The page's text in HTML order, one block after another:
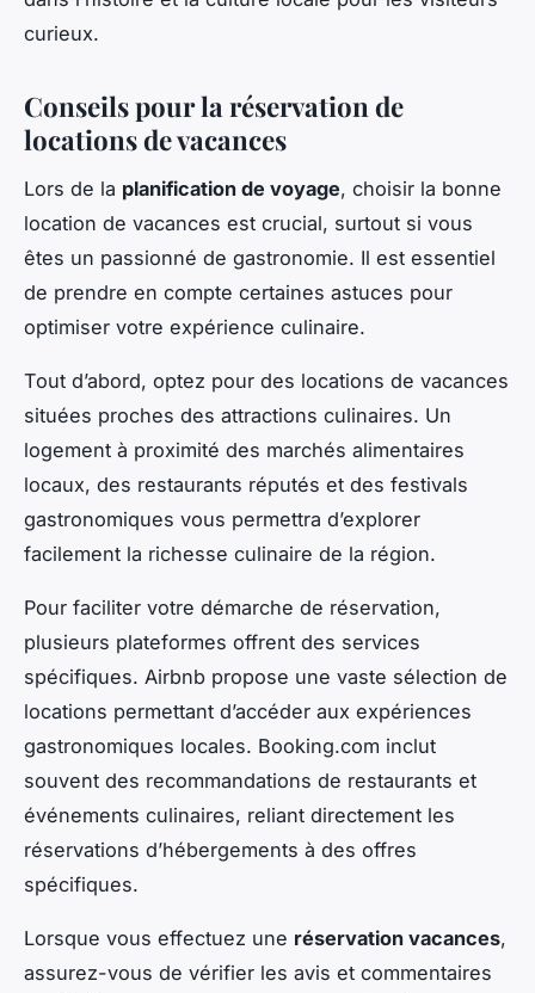
curieux.
Conseils pour la réservation de
locations de vacances
Lors de la planification de voyage, choisir la bonne
location de vacances est crucial, surtout si vous
êtes un passionné de gastronomie. Il est essentiel
de prendre en compte certaines astuces pour
optimiser votre expérience culinaire.
Tout d’abord, optez pour des locations de vacances
situées proches des attractions culinaires. Un
logement à proximité des marchés alimentaires
locaux, des restaurants réputés et des festivals
gastronomiques vous permettra d’explorer
facilement la richesse culinaire de la région.
Pour faciliter votre démarche de réservation,
plusieurs plateformes offrent des services
spécifiques. Airbnb propose une vaste sélection de
locations permettant d’accéder aux expériences
gastronomiques locales. Booking.com inclut
souvent des recommandations de restaurants et
événements culinaires, reliant directement les
réservations d’hébergements à des offres
spécifiques.
Lorsque vous effectuez une réservation vacances,
assurez-vous de vérifier les avis et commentaires